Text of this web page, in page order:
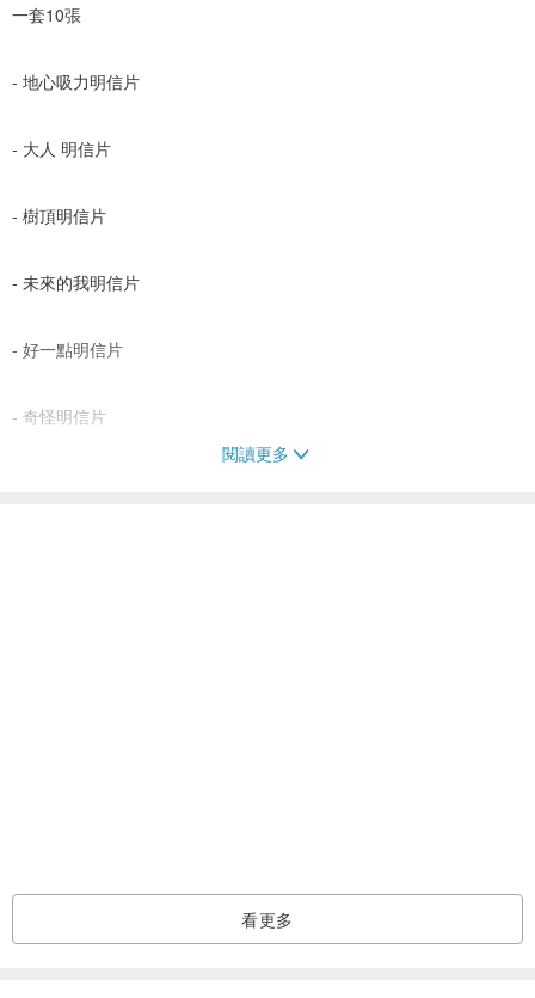
一套10張
- 地心吸力明信片
- 大人 明信片
- 樹頂明信片
- 未來的我明信片
- 好一點明信片
- 奇怪明信片
閱讀更多
看更多